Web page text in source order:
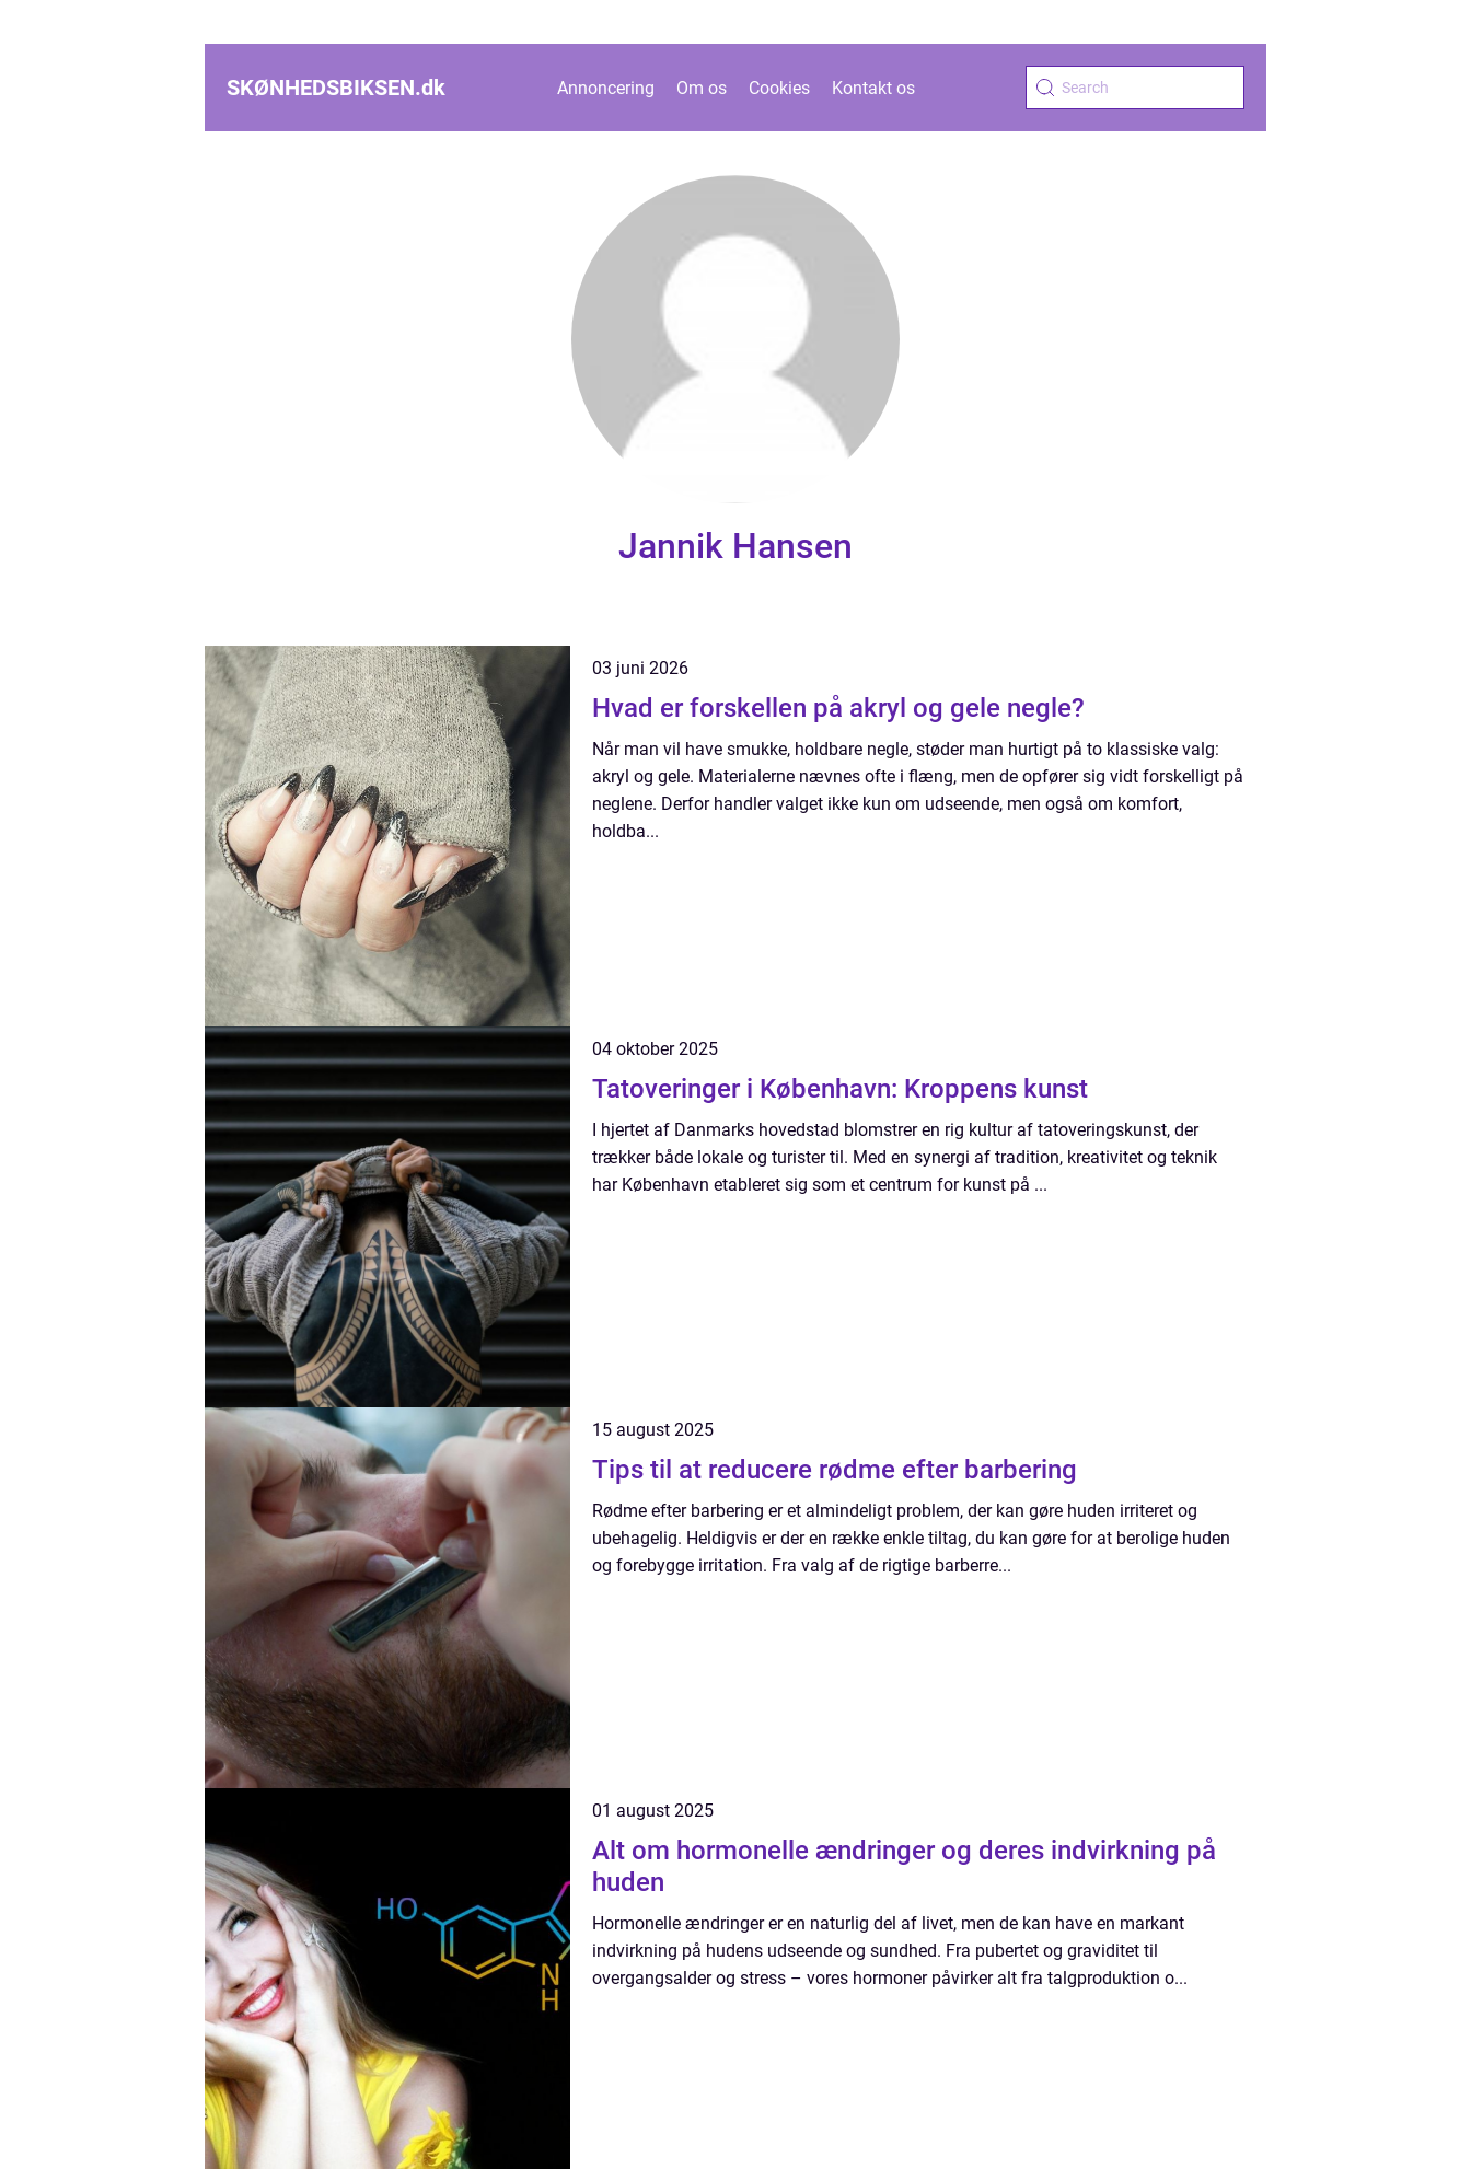
SKØNHEDSBIKSEN.dk Annoncering Om os Cookies Kontakt os
Jannik Hansen
03 juni 2026
Hvad er forskellen på akryl og gele negle?
Når man vil have smukke, holdbare negle, støder man hurtigt på to klassiske valg:
akryl og gele. Materialerne nævnes ofte i flæng, men de opfører sig vidt forskelligt på
neglene. Derfor handler valget ikke kun om udseende, men også om komfort,
holdba...
04 oktober 2025
Tatoveringer i København: Kroppens kunst
I hjertet af Danmarks hovedstad blomstrer en rig kultur af tatoveringskunst, der
trækker både lokale og turister til. Med en synergi af tradition, kreativitet og teknik
har København etableret sig som et centrum for kunst på ...
15 august 2025
Tips til at reducere rødme efter barbering
Rødme efter barbering er et almindeligt problem, der kan gøre huden irriteret og
ubehagelig. Heldigvis er der en række enkle tiltag, du kan gøre for at berolige huden
og forebygge irritation. Fra valg af de rigtige barberre...
01 august 2025
Alt om hormonelle ændringer og deres indvirkning på
huden
Hormonelle ændringer er en naturlig del af livet, men de kan have en markant
indvirkning på hudens udseende og sundhed. Fra pubertet og graviditet til
overgangsalder og stress – vores hormoner påvirker alt fra talgproduktion o...